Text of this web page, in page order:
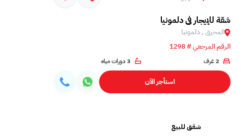
شقة للإيجار في دلمونيا
المحرق , دلمونيا
الرقم المرجعي # 1298
2 غرف 3 دورات مياه
استأجر الآن
شقق للبيع